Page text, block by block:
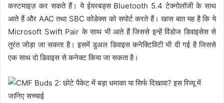
कस्टमाइज़ कर सकते हैं। ये ईयरबड्स Bluetooth 5.4 टेक्नोलॉजी के साथ
आते हैं और AAC तथा SBC कोडेक्स को सपोर्ट करते हैं। खास बात यह है कि ये
Microsoft Swift Pair के साथ भी आते हैं जिससे इन्हें विंडोज डिवाइसेस से
तुरंत जोड़ा जा सकता है। इसमें डुअल डिवाइस कनेक्टिविटी भी दी गई है जिससे
एक साथ दो डिवाइस से कनेक्ट किया जा सकता है।